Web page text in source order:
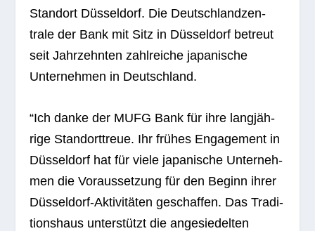
Stand­ort Düs­sel­dorf. Die Deutsch­land­zen­
trale der Bank mit Sitz in Düs­sel­dorf betreut
seit Jahr­zehn­ten zahl­rei­che japa­ni­sche
Unter­neh­men in Deutschland.
“Ich danke der MUFG Bank für ihre lang­jäh­
rige Stand­ort­treue. Ihr frü­hes Enga­ge­ment in
Düs­sel­dorf hat für viele japa­ni­sche Unter­neh­
men die Vor­aus­set­zung für den Beginn ihrer
Düs­sel­dorf-Akti­vi­tä­ten geschaf­fen. Das Tra­di­
ti­ons­haus unter­stützt die ange­sie­del­ten